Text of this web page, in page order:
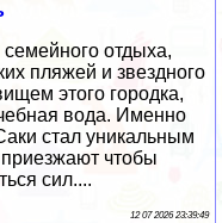
отдыха,
пляжей и звездного
этого городка,
вода. Именно
стал уникальным
чтобы
сил....
12 07 2026 23:39:49